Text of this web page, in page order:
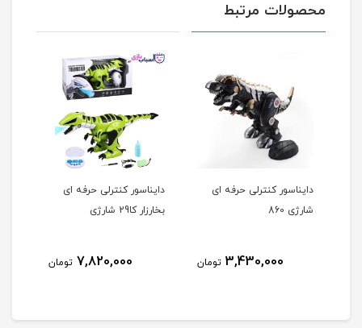
محصولات مرتبط
دایناسور کنترلی حرفه ای
شارژی 860
3,430,000 تومان
دایناسور کنترلی حرفه ای
بخارزار کا29 شارژی
7,820,000 تومان